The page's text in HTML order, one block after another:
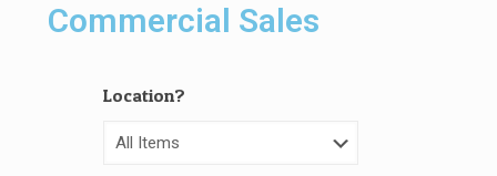
Commercial Sales
Location?